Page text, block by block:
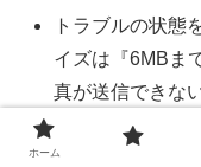
トラブルの状
イズは『6MBま
真が送信できな
る場所全体がわ
写真 3:故障した
ホーム